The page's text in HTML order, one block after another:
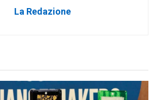
La Redazione